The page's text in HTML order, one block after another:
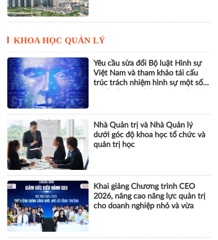
KHOA HỌC QUẢN LÝ
Yêu cầu sửa đổi Bộ luật Hình sự
Việt Nam và tham khảo tái cấu
trúc trách nhiệm hình sự một số
Nhà Quản trị và Nhà Quản lý
dưới góc độ khoa học tổ chức và
quản trị học
Khai giảng Chương trình CEO
2026, nâng cao năng lực quản trị
cho doanh nghiệp nhỏ và vừa